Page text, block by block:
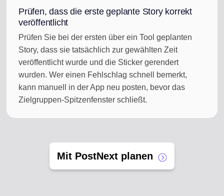
Prüfen, dass die erste geplante Story korrekt
veröffentlicht
Prüfen Sie bei der ersten über ein Tool geplanten
Story, dass sie tatsächlich zur gewählten Zeit
veröffentlicht wurde und die Sticker gerendert
wurden. Wer einen Fehlschlag schnell bemerkt,
kann manuell in der App neu posten, bevor das
Zielgruppen-Spitzenfenster schließt.
Mit PostNext planen